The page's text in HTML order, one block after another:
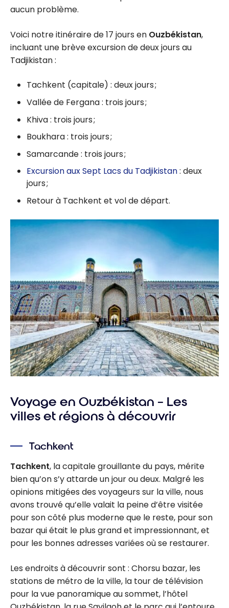
aucun problème.
Voici notre itinéraire de 17 jours en Ouzbékistan,
incluant une brève excursion de deux jours au
Tadjikistan :
Tachkent (capitale) : deux jours ;
Vallée de Fergana : trois jours ;
Khiva : trois jours ;
Boukhara : trois jours ;
Samarcande : trois jours ;
Excursion aux Sept Lacs du Tadjikistan: deux
jours ;
Retour à Tachkent et vol de départ.
Voyage en Ouzbékistan – Les
villes et régions à découvrir
Tachkent
Tachkent, la capitale grouillante du pays, mérite
bien qu’on s’y attarde un jour ou deux. Malgré les
opinions mitigées des voyageurs sur la ville, nous
avons trouvé qu’elle valait la peine d’être visitée
pour son côté plus moderne que le reste, pour son
bazar qui était le plus grand et impressionnant, et
pour les bonnes adresses variées où se restaurer.
Les endroits à découvrir sont : Chorsu bazar, les
stations de métro de la ville, la tour de télévision
pour la vue panoramique au sommet, l’hôtel